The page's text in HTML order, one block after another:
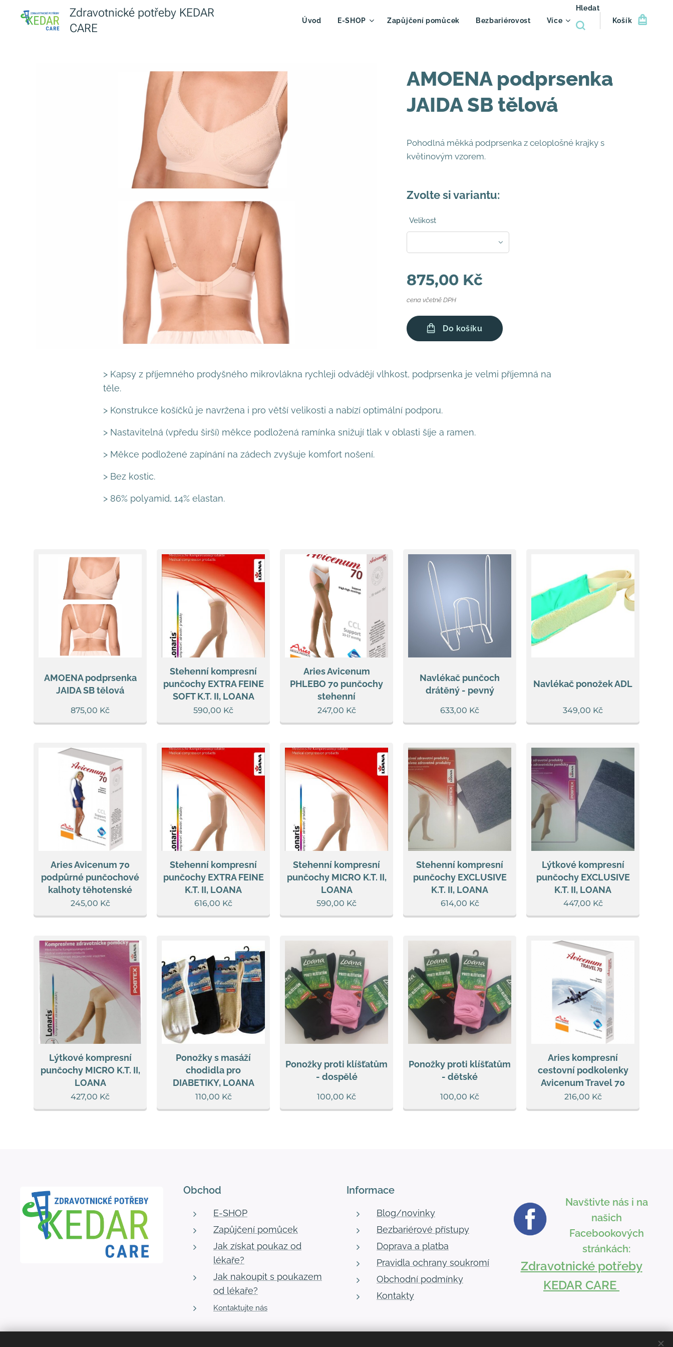
Zdravotnické potřeby KEDAR
CARE
Úvod E-SHOP Zapůjčení pomůcek Bezbariérovost Více
Hledat
Košík
AMOENA podprsenka
JAIDA SB tělová
Pohodlná měkká podprsenka z celoplošné krajky s
květinovým vzorem.
Zvolte si variantu:
Velikost
875,00 Kč
cena včetně DPH
Do košíku
> Kapsy z příjemného prodyšného mikrovlákna rychleji odvádějí vlhkost, podprsenka je velmi příjemná na
těle.
> Konstrukce košíčků je navržena i pro větší velikosti a nabízí optimální podporu.
> Nastavitelná (vpředu širší) měkce podložená ramínka snižují tlak v oblasti šíje a ramen.
> Měkce podložené zapínání na zádech zvyšuje komfort nošení.
> Bez kostic.
> 86% polyamid, 14% elastan.
AMOENA podprsenka
JAIDA SB tělová
875,00 Kč
Stehenní kompresní
punčochy EXTRA FEINE
SOFT K.T. II, LOANA
590,00 Kč
Aries Avicenum
PHLEBO 70 punčochy
stehenní
247,00 Kč
Navlékač punčoch
drátěný - pevný
633,00 Kč
Navlékač ponožek ADL
349,00 Kč
Aries Avicenum 70
podpůrné punčochové
kalhoty těhotenské
245,00 Kč
Stehenní kompresní
punčochy EXTRA FEINE
K.T. II, LOANA
616,00 Kč
Stehenní kompresní
punčochy MICRO K.T. II,
LOANA
590,00 Kč
Stehenní kompresní
punčochy EXCLUSIVE
K.T. II, LOANA
614,00 Kč
Lýtkové kompresní
punčochy EXCLUSIVE
K.T. II, LOANA
447,00 Kč
Lýtkové kompresní
punčochy MICRO K.T. II,
LOANA
427,00 Kč
Ponožky s masáží
chodidla pro
DIABETIKY, LOANA
110,00 Kč
Ponožky proti klíšťatům
- dospělé
100,00 Kč
Ponožky proti klíšťatům
- dětské
100,00 Kč
Aries kompresní
cestovní podkolenky
Avicenum Travel 70
216,00 Kč
Obchod
E-SHOP
Zapůjčení pomůcek
Jak získat poukaz od
lékaře?
Jak nakoupit s poukazem
od lékaře?
Kontaktujte nás
Informace
Blog/novinky
Bezbariérové přístupy
Doprava a platba
Pravidla ochrany soukromí
Obchodní podmínky
Kontakty
Navštivte nás i na
našich
Facebookových
stránkách:
Zdravotnické potřeby
KEDAR CARE